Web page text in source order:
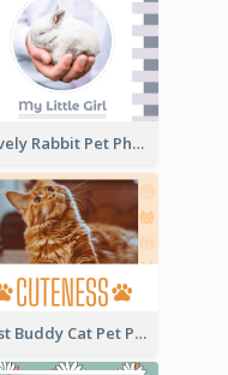
Lovely Rabbit Pet Photo Book
Best Buddy Cat Pet Photo Book